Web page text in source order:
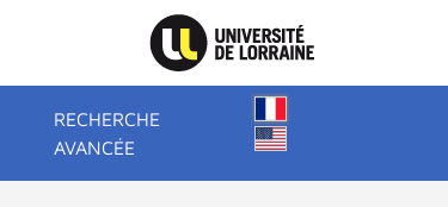
RECHERCHE
AVANCÉE